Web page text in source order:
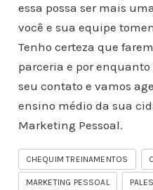
essa possa ser mais
você e sua equipe
Tenho certeza que
parceria e por
seu contato e vamos
ensino médio da sua
Marketing Pessoal.
CHEQUIM TREINAMENTOS
MARKETING PESSOAL